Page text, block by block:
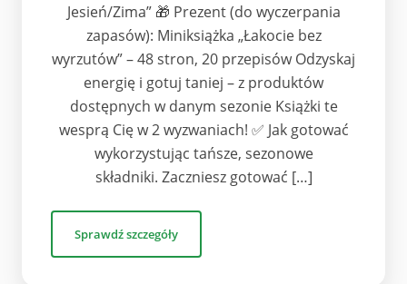
Jesień/Zima” 🎁 Prezent (do wyczerpania
zapasów): Miniksiążka „Łakocie bez
wyrzutów” – 48 stron, 20 przepisów Odzyskaj
energię i gotuj taniej – z produktów
dostępnych w danym sezonie Książki te
wesprą Cię w 2 wyzwaniach! ✅ Jak gotować
wykorzystując tańsze, sezonowe
składniki. Zaczniesz gotować […]
Sprawdź szczegóły